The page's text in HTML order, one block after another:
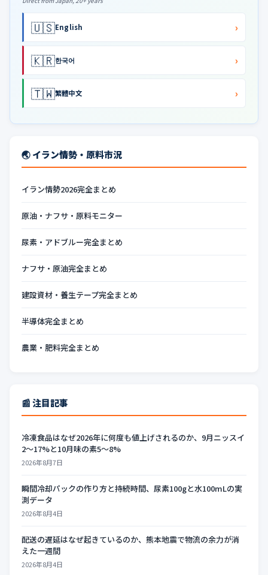
🇺🇸English ›
🇰🇷한국어 ›
🇹🇼繁體中文 ›
🌏 イラン情勢・原料市況
イラン情勢2026完全まとめ
原油・ナフサ・原料モニター
尿素・アドブルー完全まとめ
ナフサ・原油完全まとめ
建設資材・養生テープ完全まとめ
半導体完全まとめ
農業・肥料完全まとめ
📰 注目記事
冷凍食品はなぜ2026年に何度も値上げされるのか、9月ニッスイ
2〜17%と10月味の素5〜8%
2026年8月7日
瞬間冷却パックの作り方と持続時間、尿素100gと水100mLの実
測データ
2026年8月4日
配送の遅延はなぜ起きているのか、熊本地震で物流の余力が消
えた一週間
2026年8月4日